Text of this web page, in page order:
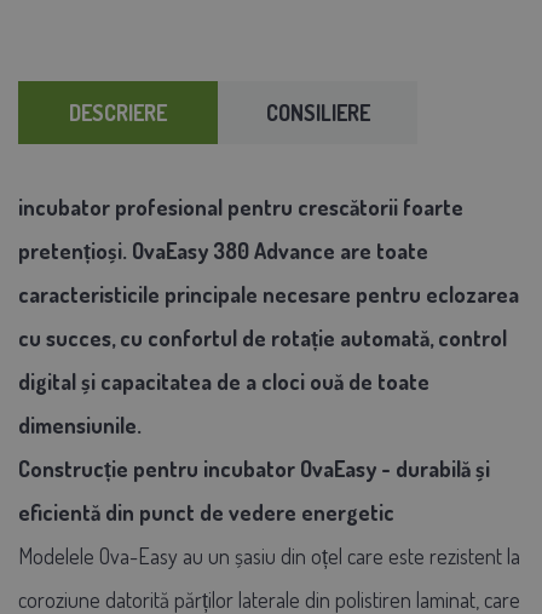
DESCRIERE CONSILIERE
incubator profesional pentru crescătorii foarte
pretențioși. OvaEasy 380 Advance are toate
caracteristicile principale necesare pentru eclozarea
cu succes, cu confortul de rotație automată, control
digital și capacitatea de a cloci ouă de toate
dimensiunile.
Construcție pentru incubator OvaEasy - durabilă și
eficientă din punct de vedere energetic
Modelele Ova-Easy au un șasiu din oțel care este rezistent la
coroziune datorită părților laterale din polistiren laminat, care